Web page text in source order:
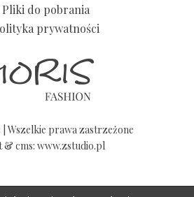
Pliki do pobrania
prywatności
Wszelkie prawa zastrzeżone
& cms: www.zstudio.pl